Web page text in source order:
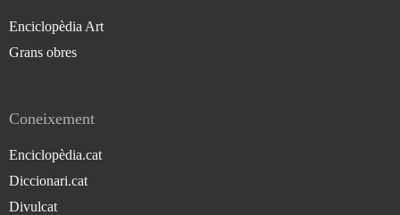
Enciclopèdia Art
Grans obres
Coneixement
Enciclopèdia.cat
Diccionari.cat
Divulcat